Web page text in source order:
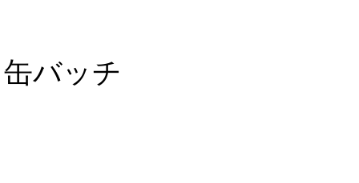
バッチ